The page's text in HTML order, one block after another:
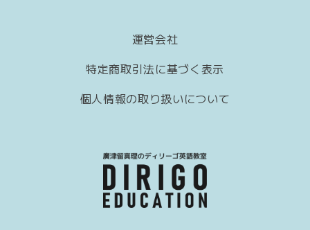
運営会社
特定商取引法に基づく表示
個人情報の取り扱いについて